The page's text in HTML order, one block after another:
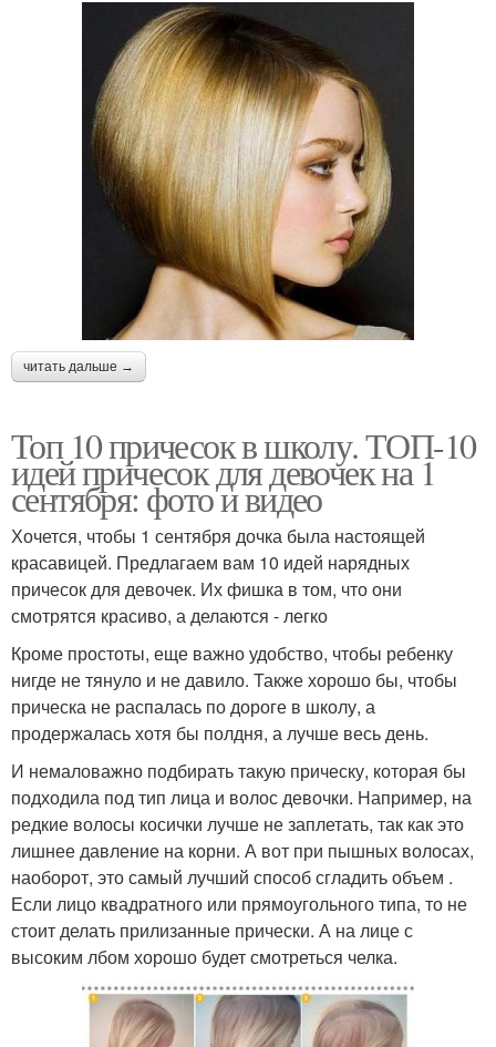
читать дальше →
Топ 10 причесок в школу. ТОП-10
идей причесок для девочек на 1
сентября: фото и видео
Хочется, чтобы 1 сентября дочка была настоящей
красавицей. Предлагаем вам 10 идей нарядных
причесок для девочек. Их фишка в том, что они
смотрятся красиво, а делаются - легко
Кроме простоты, еще важно удобство, чтобы ребенку
нигде не тянуло и не давило. Также хорошо бы, чтобы
прическа не распалась по дороге в школу, а
продержалась хотя бы полдня, а лучше весь день.
И немаловажно подбирать такую прическу, которая бы
подходила под тип лица и волос девочки. Например, на
редкие волосы косички лучше не заплетать, так как это
лишнее давление на корни. А вот при пышных волосах,
наоборот, это самый лучший способ сгладить объем .
Если лицо квадратного или прямоугольного типа, то не
стоит делать прилизанные прически. А на лице с
высоким лбом хорошо будет смотреться челка.